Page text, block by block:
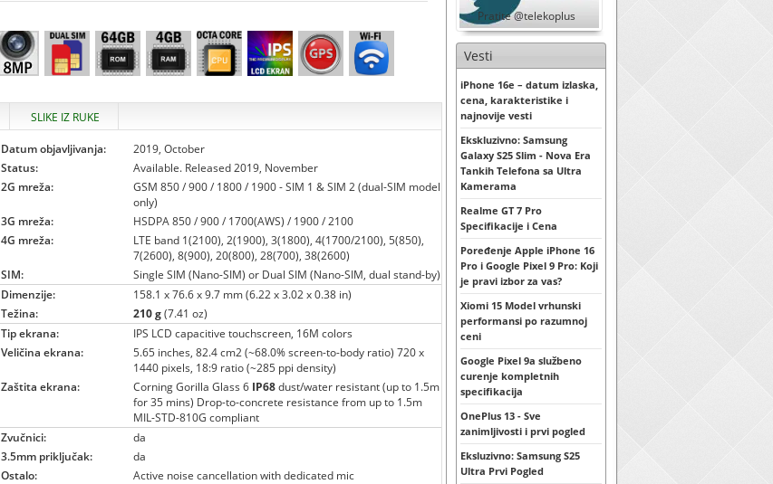
SLIKE IZ RUKE
Datum objavljivanja:
2019, October
Status:
Available. Released 2019, November
2G mreža:
GSM 850 / 900 / 1800 / 1900 - SIM 1 & SIM 2 (dual-SIM model
only)
3G mreža:
HSDPA 850 / 900 / 1700(AWS) / 1900 / 2100
4G mreža:
LTE band 1(2100), 2(1900), 3(1800), 4(1700/2100), 5(850),
7(2600), 8(900), 20(800), 28(700), 38(2600)
SIM:
Single SIM (Nano-SIM) or Dual SIM (Nano-SIM, dual stand-by)
Dimenzije:
158.1 x 76.6 x 9.7 mm (6.22 x 3.02 x 0.38 in)
Težina:
210 g(7.41 oz)
Tip ekrana:
IPS LCD capacitive touchscreen, 16M colors
Veličina ekrana:
5.65 inches, 82.4 cm2 (~68.0% screen-to-body ratio) 720 x
1440 pixels, 18:9 ratio (~285 ppi density)
Zaštita ekrana:
Corning Gorilla Glass 6 IP68dust/water resistant (up to 1.5m
for 35 mins) Drop-to-concrete resistance from up to 1.5m
MIL-STD-810G compliant
Zvučnici:
da
3.5mm priključak:
da
Ostalo:
Active noise cancellation with dedicated mic
Pratite @telekoplus
Vesti
iPhone 16e – datum izlaska,
cena, karakteristike i
najnovije vesti
Ekskluzivno: Samsung
Galaxy S25 Slim - Nova Era
Tankih Telefona sa Ultra
Kamerama
Realme GT 7 Pro
Specifikacije i Cena
Poređenje Apple iPhone 16
Pro i Google Pixel 9 Pro: Koji
je pravi izbor za vas?
Xiomi 15 Model vrhunski
performansi po razumnoj
ceni
Google Pixel 9a službeno
curenje kompletnih
specifikacija
OnePlus 13 - Sve
zanimljivosti i prvi pogled
Eksluzivno: Samsung S25
Ultra Prvi Pogled